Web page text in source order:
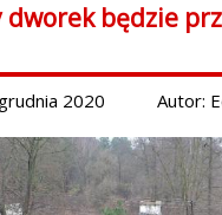
dworek będzie
2020 Autor: